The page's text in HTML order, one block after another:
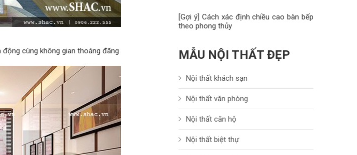
cùng không gian thoáng đãng
[Gợi ý] Cách xác định chiều cao bàn bếp
theo phong thủy
MẪU NỘI THẤT ĐẸP
Nội thất khách sạn
Nội thất văn phòng
Nội thất căn hộ
Nội thất biệt thự